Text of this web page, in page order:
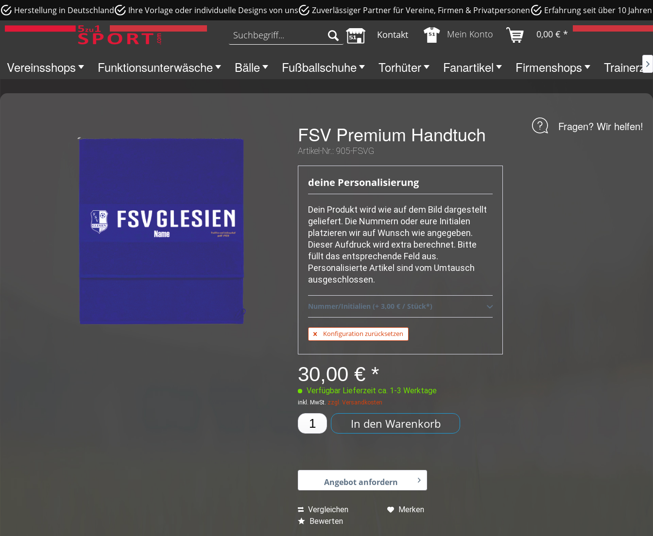
Herstellung in Deutschland Ihre Vorlage oder individuelle Designs von uns Zuverlässiger Partner für Vereine, Firmen & Privatpersonen Erfahrung seit über 10 Jahren
Kontakt Mein Konto 0,00 € *
Vereinsshops Funktionsunterwäsche Bälle Fußballschuhe Torhüter Fanartikel Firmenshops 
Fragen? Wir helfen!
FSV Premium Handtuch
Artikel-Nr.: 905-FSVG
deine Personalisierung
Dein Produkt wird wie auf dem Bild dargestellt
geliefert. Die Nummern oder eure Initialen
platzieren wir auf Wunsch wie angegeben.
Dieser Aufdruck wird extra berechnet. Bitte
füllt das entsprechende Feld aus.
Personalisierte Artikel sind vom Umtausch
ausgeschlossen.
Nummer/Initialien (+ 3,00 € / Stück*)
Konfiguration zurücksetzen
30,00 € *
Verfügbar Lieferzeit ca. 1-3 Werktage
inkl. MwSt. zzgl. Versandkosten
In den Warenkorb
Angebot anfordern
Vergleichen
Merken
Bewerten